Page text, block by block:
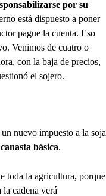
por su
está dispuesto a poner
pague la cuenta. Eso
Venimos de cuatro o
con la baja de precios,
el sojero.
nuevo impuesto a la soja
canasta básica.
toda la agricultura, porque
cadena verá